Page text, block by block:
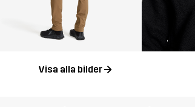
Visa alla bilder